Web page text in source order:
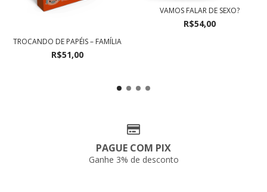
TROCANDO DE PAPÉIS – FAMÍLIA
R$51,00
VAMOS FALAR DE SEXO?
R$54,00
PAGUE COM PIX
Ganhe 3% de desconto